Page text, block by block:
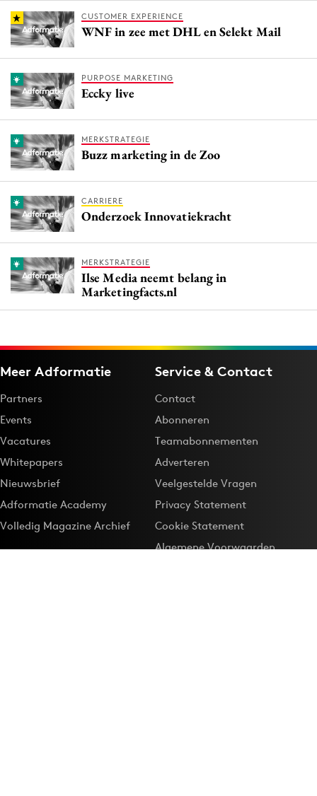
CUSTOMER EXPERIENCE
WNF in zee met DHL en Selekt Mail
PURPOSE MARKETING
Eccky live
MERKSTRATEGIE
Buzz marketing in de Zoo
CARRIERE
Onderzoek Innovatiekracht
MERKSTRATEGIE
Ilse Media neemt belang in
Marketingfacts.nl
Meer Adformatie
Partners
Events
Vacatures
Whitepapers
Nieuwsbrief
Adformatie Academy
Volledig Magazine Archief
Service & Contact
Contact
Abonneren
Teamabonnementen
Adverteren
Veelgestelde Vragen
Privacy Statement
Cookie Statement
Algemene Voorwaarden